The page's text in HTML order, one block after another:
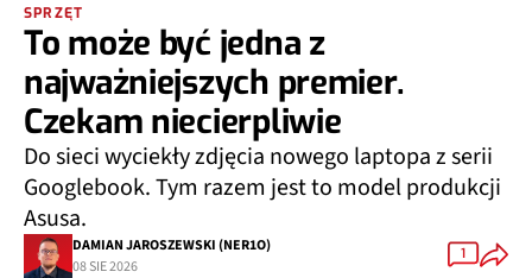
SPRZĘT
To może być jedna z
najważniejszych premier.
Czekam niecierpliwie
Do sieci wyciekły zdjęcia nowego laptopa z serii
Googlebook. Tym razem jest to model produkcji
Asusa.
DAMIAN JAROSZEWSKI (NER1O)
08 SIE 2026
1